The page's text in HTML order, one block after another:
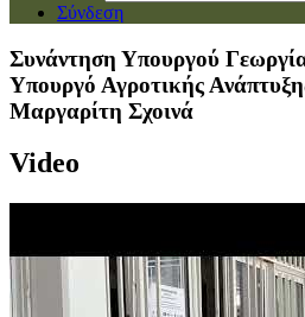
Σύνδεση
Συνάντηση Υπουργού
Υπουργό Αγροτικής
Μαργαρίτη Σχοινά
Video